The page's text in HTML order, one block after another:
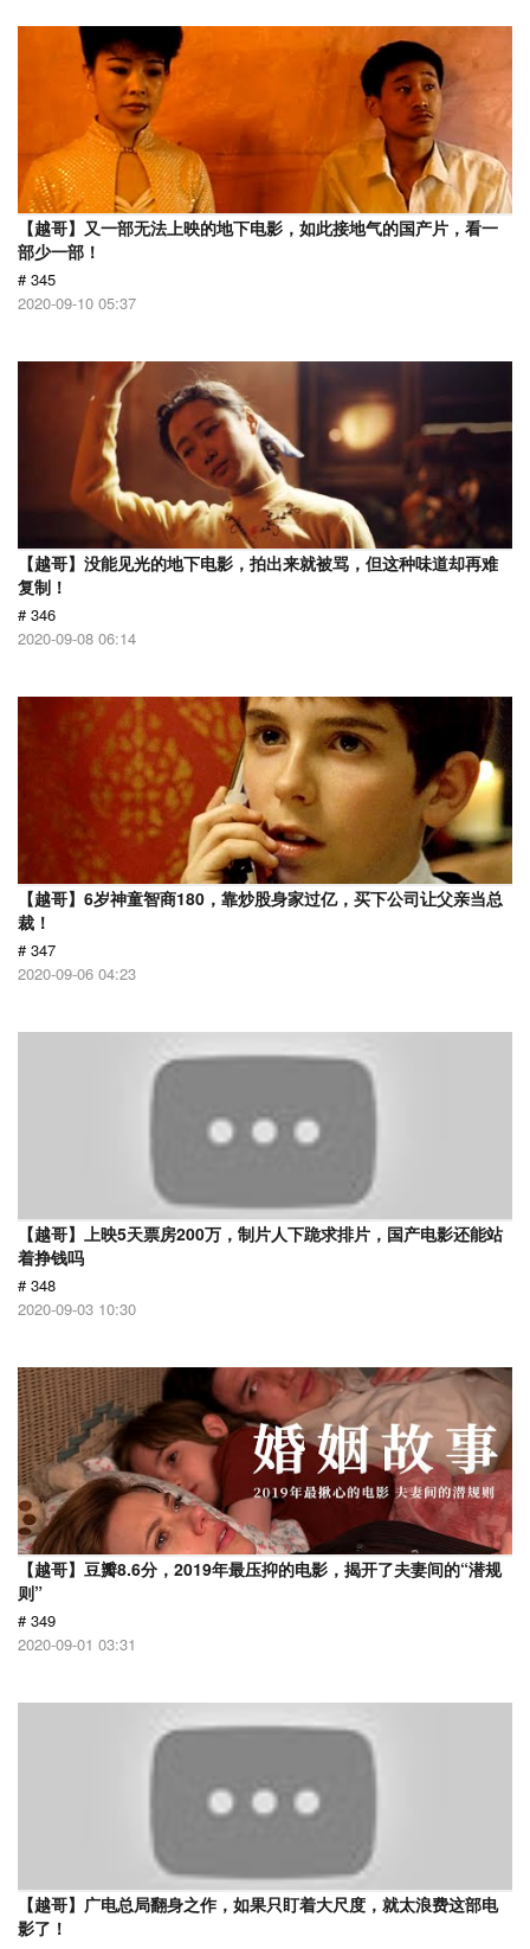
【越哥】又一部无法上映的地下电影，如此接地气的国产片，看一
部少一部！
# 345
2020-09-10 05:37
【越哥】没能见光的地下电影，拍出来就被骂，但这种味道却再难
复制！
# 346
2020-09-08 06:14
【越哥】6岁神童智商180，靠炒股身家过亿，买下公司让父亲当总
裁！
# 347
2020-09-06 04:23
【越哥】上映5天票房200万，制片人下跪求排片，国产电影还能站
着挣钱吗
# 348
2020-09-03 10:30
【越哥】豆瓣8.6分，2019年最压抑的电影，揭开了夫妻间的“潜规
则”
# 349
2020-09-01 03:31
【越哥】广电总局翻身之作，如果只盯着大尺度，就太浪费这部电
影了！